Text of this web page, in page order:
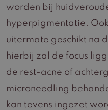
worden bij
hyperpigmentatie.
uitermate geschikt na
hierbij zal de focus
de rest-acne of
microneedling
kan tevens ingezet